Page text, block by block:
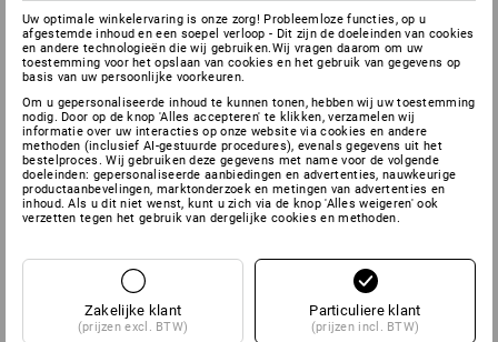
handschoenen hier in de tekst van het detailaanzicht.
SLIJTVAST 6
CHEMISCHE
BESCHERMING
0 KOUD 2
FIJNGEVOELIG
Uw optimale winkelervaring is onze zorg! Probleemloze functies, op u
afgestemde inhoud en een soepel verloop - Dit zijn de doeleinden van cookies
en andere technologieën die wij gebruiken.Wij vragen daarom om uw
toestemming voor het opslaan van cookies en het gebruik van gegevens op
basis van uw persoonlijke voorkeuren.
Om u gepersonaliseerde inhoud te kunnen tonen, hebben wij uw toestemming
nodig. Door op de knop 'Alles accepteren' te klikken, verzamelen wij
informatie over uw interacties op onze website via cookies en andere
methoden (inclusief AI-gestuurde procedures), evenals gegevens uit het
bestelproces. Wij gebruiken deze gegevens met name voor de volgende
doeleinden: gepersonaliseerde aanbiedingen en advertenties, nauwkeurige
productaanbevelingen, marktonderzoek en metingen van advertenties en
inhoud. Als u dit niet wenst, kunt u zich via de knop 'Alles weigeren' ook
verzetten tegen het gebruik van dergelijke cookies en methoden.
Zakelijke klant
(prijzen excl. BTW)
Particuliere klant
(prijzen incl. BTW)